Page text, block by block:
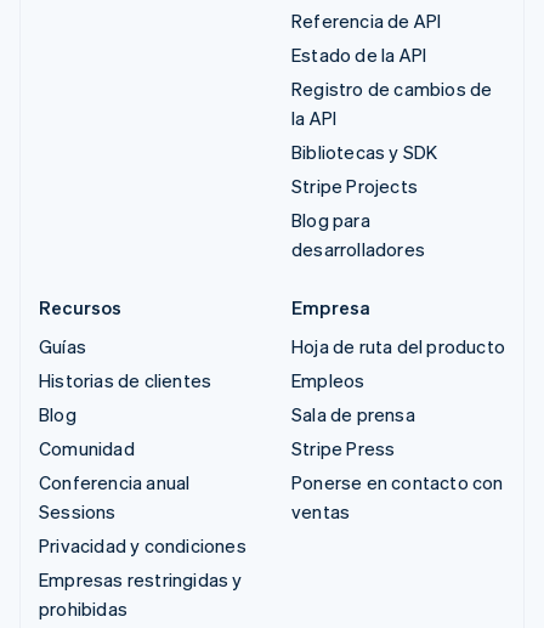
Referencia de API
Estado de la API
Registro de cambios de
la API
Bibliotecas y SDK
Stripe Projects
Blog para
desarrolladores
Recursos
Guías
Historias de clientes
Blog
Comunidad
Conferencia anual
Sessions
Privacidad y condiciones
Empresas restringidas y
prohibidas
Empresa
Hoja de ruta del producto
Empleos
Sala de prensa
Stripe Press
Ponerse en contacto con
ventas